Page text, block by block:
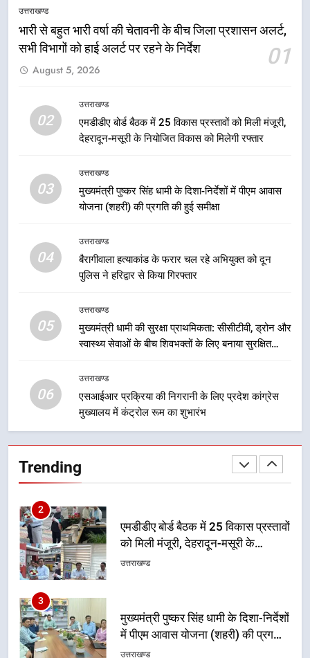
उत्तराखण्ड
भारी से बहुत भारी वर्षा की चेतावनी के बीच जिला प्रशासन अलर्ट,
सभी विभागों को हाई अलर्ट पर रहने के निर्देश
01
August 5, 2026
02
उत्तराखण्ड
एमडीडीए बोर्ड बैठक में 25 विकास प्रस्तावों को मिली मंजूरी,
देहरादून-मसूरी के नियोजित विकास को मिलेगी रफ्तार
03
उत्तराखण्ड
मुख्यमंत्री पुष्कर सिंह धामी के दिशा-निर्देशों में पीएम आवास
योजना (शहरी) की प्रगति की हुई समीक्षा
04
उत्तराखण्ड
बैरागीवाला हत्याकांड के फरार चल रहे अभियुक्त को दून
पुलिस ने हरिद्वार से किया गिरफ्तार
05
उत्तराखण्ड
मुख्यमंत्री धामी की सुरक्षा प्राथमिकता: सीसीटीवी, ड्रोन और
स्वास्थ्य सेवाओं के बीच शिवभक्तों के लिए बनाया सुरक्षित
06
उत्तराखण्ड
एसआईआर प्रक्रिया की निगरानी के लिए प्रदेश कांग्रेस
मुख्यालय में कंट्रोल रूम का शुभारंभ
Trending
सीसीटीवी, ड्रोन और स्वास्थ्य सेवाओं के
बीच शिवभक्तों के लिए बनाया सुरक्षित
कांवड़ मार्ग
उत्तराखण्ड
प्रदेश कांग्रेस मुख्यालय में कंट्रोल रूम
का शुभारंभ
उत्तराखण्ड
7
सड़क सुरक्षा पर डीएम का सख्त एक्शन,
ब्लैक स्पॉट होंगे सुरक्षित, हर माह होगी
8
महाराज की राजस्थान के मुख्यमंत्री से
जिला प्रशासन अलर्ट, सभी विभागों को हाई
अलर्ट पर रहने के निर्देश
उत्तराखण्ड
2
एमडीडीए बोर्ड बैठक में 25 विकास प्रस्तावों
3
4